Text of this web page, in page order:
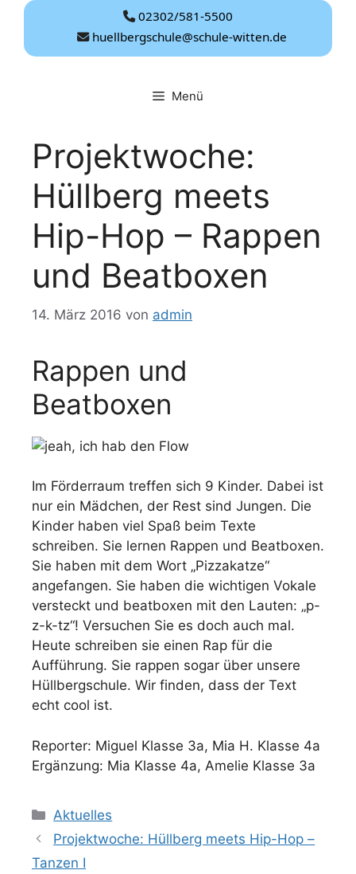
Zum
springen
02302/581-5500
huellbergschule@schule-witten.de
Menü
Projektwoche:
Hüllberg meets
Hip-Hop – Rappen
und Beatboxen
14. März 2016 von admin
Rappen und
Beatboxen
Im Förderraum treffen sich 9 Kinder. Dabei ist
nur ein Mädchen, der Rest sind Jungen. Die
Kinder haben viel Spaß beim Texte
schreiben. Sie lernen Rappen und Beatboxen.
Sie haben mit dem Wort „Pizzakatze“
angefangen. Sie haben die wichtigen Vokale
versteckt und beatboxen mit den Lauten: „p-
z-k-tz“! Versuchen Sie es doch auch mal.
Heute schreiben sie einen Rap für die
Aufführung. Sie rappen sogar über unsere
Hüllbergschule. Wir finden, dass der Text
echt cool ist.
Reporter: Miguel Klasse 3a, Mia H. Klasse 4a
Ergänzung: Mia Klasse 4a, Amelie Klasse 3a
Kategorien
Aktuelles
Projektwoche: Hüllberg meets Hip-Hop –
Tanzen I